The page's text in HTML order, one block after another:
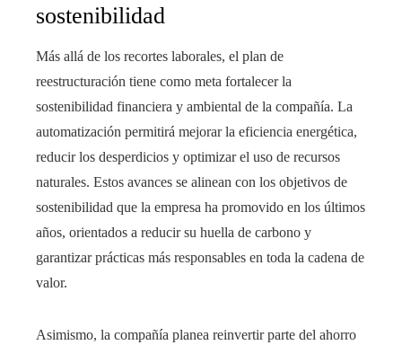
sostenibilidad
Más allá de los recortes laborales, el plan de
reestructuración tiene como meta fortalecer la
sostenibilidad financiera y ambiental de la compañía. La
automatización permitirá mejorar la eficiencia energética,
reducir los desperdicios y optimizar el uso de recursos
naturales. Estos avances se alinean con los objetivos de
sostenibilidad que la empresa ha promovido en los últimos
años, orientados a reducir su huella de carbono y
garantizar prácticas más responsables en toda la cadena de
valor.
Asimismo, la compañía planea reinvertir parte del ahorro